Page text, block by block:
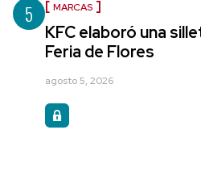
5 MARCAS
KFC elaboró una
Feria de Flores
agosto 5, 2026